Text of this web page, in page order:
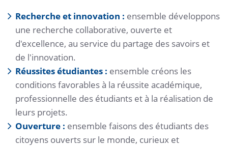
Recherche et innovation : ensemble développons
une recherche collaborative, ouverte et
d'excellence, au service du partage des savoirs et
de l'innovation.
Réussites étudiantes : ensemble créons les
conditions favorables à la réussite académique,
professionnelle des étudiants et à la réalisation de
leurs projets.
Ouverture : ensemble faisons des étudiants des
citoyens ouverts sur le monde, curieux et